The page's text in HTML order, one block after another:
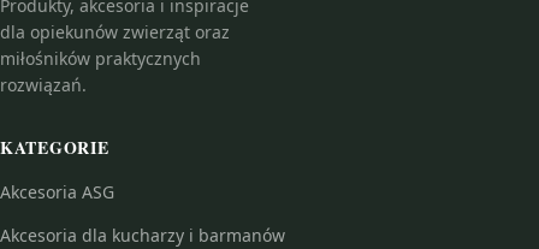
Produkty, akcesoria i inspiracje
dla opiekunów zwierząt oraz
miłośników praktycznych
rozwiązań.
KATEGORIE
Akcesoria ASG
Akcesoria dla kucharzy i barmanów